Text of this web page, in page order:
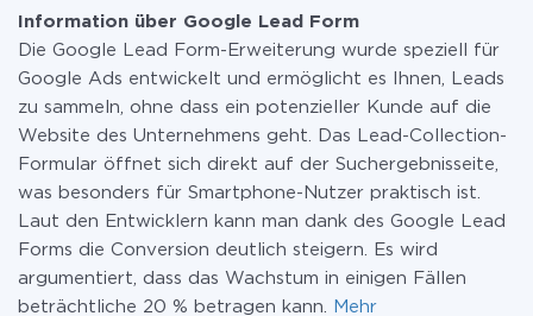
Weitere Informationen zu
Tarifen
Information über Google Lead Form
Die Google Lead Form-Erweiterung wurde speziell für
Google Ads entwickelt und ermöglicht es Ihnen, Leads
zu sammeln, ohne dass ein potenzieller Kunde auf die
Website des Unternehmens geht. Das Lead-Collection-
Formular öffnet sich direkt auf der Suchergebnisseite,
was besonders für Smartphone-Nutzer praktisch ist.
Laut den Entwicklern kann man dank des Google Lead
Forms die Conversion deutlich steigern. Es wird
argumentiert, dass das Wachstum in einigen Fällen
beträchtliche 20 % betragen kann.
Mehr